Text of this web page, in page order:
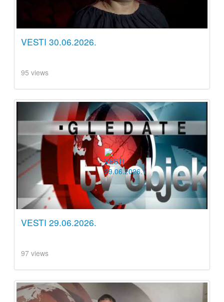
VESTI 30.06.2026.
95 views
VESTI 29.06.2026.
97 views